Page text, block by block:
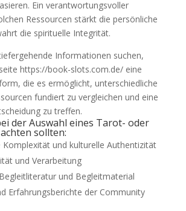
Ein verantwortungsvoller
Ressourcen stärkt die persönliche
die spirituelle Integrität.
Informationen suchen,
https://book-slots.com.de/ eine
die es ermöglicht, unterschiedliche
fundiert zu vergleichen und eine
zu treffen.
der Auswahl eines Tarot- oder
sollten:
Komplexität und kulturelle Authentizität
und Verarbeitung
und Begleitmaterial
Erfahrungsberichte der Community